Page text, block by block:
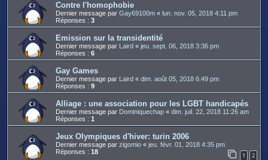
Contre l'homophobie
Dernier message par Gay69100m « lun. nov. 05, 2018 4:11 pm
Réponses : 3
Emission sur la transidentité
Dernier message par Laird « jeu. sept. 06, 2018 3:36 pm
Réponses : 6
Gay Games
Dernier message par Laird « dim. août 05, 2018 6:49 pm
Réponses : 9
Alliage : une association pour les LGBT handicapés
Dernier message par Dominiquechap « dim. juil. 22, 2018 11:26 am
Réponses : 1
Jeux Olympiques d'hiver: turin 2006
Dernier message par zigomio « jeu. févr. 01, 2018 4:35 pm
Réponses : 18 1 2